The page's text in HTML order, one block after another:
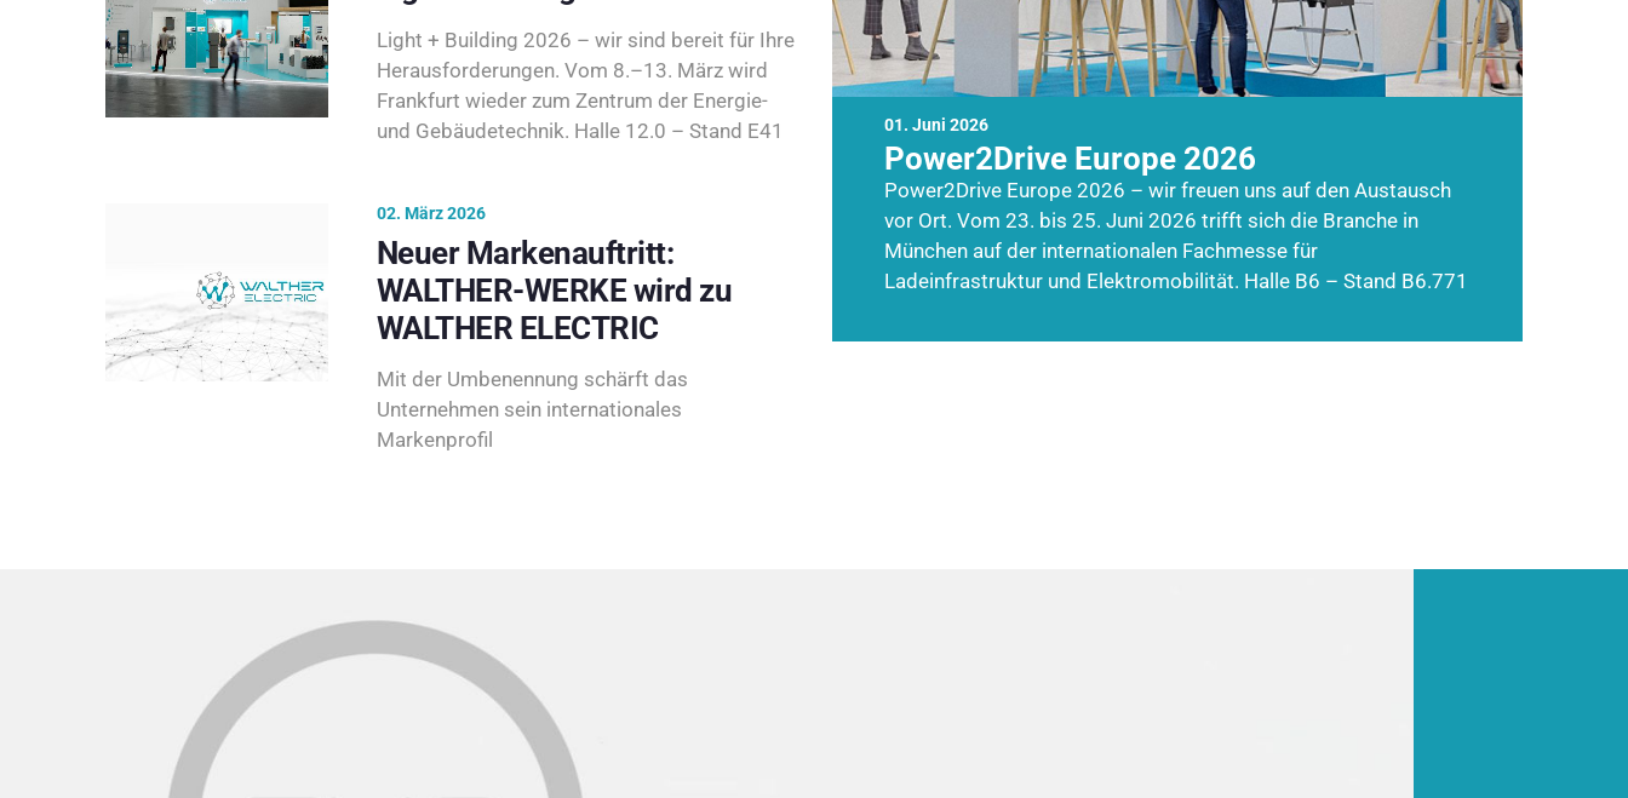
01. Juni 2026
Power2Drive Europe 2026
Power2Drive Europe 2026 – wir freuen uns auf den Austausch
vor Ort. Vom 23. bis 25. Juni 2026 trifft sich die Branche in
München auf der internationalen Fachmesse für
Ladeinfrastruktur und Elektromobilität. Halle B6 – Stand B6.771
Light + Building 2026 – wir sind bereit für Ihre
Herausforderungen. Vom 8.–13. März wird
Frankfurt wieder zum Zentrum der Energie-
und Gebäudetechnik. Halle 12.0 – Stand E41
02. März 2026
Neuer Markenauftritt:
WALTHER-WERKE wird zu
WALTHER ELECTRIC
Mit der Umbenennung schärft das
Unternehmen sein internationales
Markenprofil